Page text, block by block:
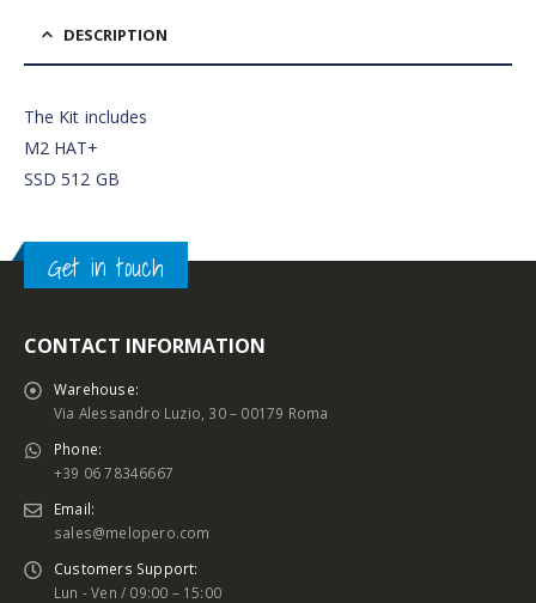
DESCRIPTION
The Kit includes
M2 HAT+
SSD 512 GB
Get in touch
CONTACT INFORMATION
Warehouse:
Via Alessandro Luzio, 30 – 00179 Roma
Phone:
+39 06 78346667
Email:
sales@melopero.com
Customers Support:
Lun - Ven / 09:00 – 15:00